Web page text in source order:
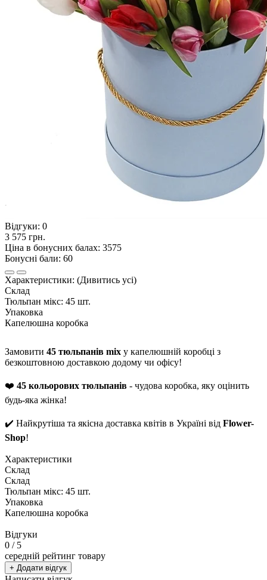
Відгуки: 0
3 575 грн.
Ціна в бонусних балах: 3575
Бонусні бали: 60
Характеристики: (Дивитись усі)
Склад
Тюльпан мікс: 45 шт.
Упаковка
Капелюшна коробка
Замовити 45 тюльпанів mix у капелюшній коробці з
безкоштовною доставкою додому чи офісу!
❤️ 45 кольорових тюльпанів - чудова коробка, яку оцінить
будь-яка жінка!
✔️ Найкрутіша та якісна доставка квітів в Україні від Flower-
Shop!
Характеристики
Склад
Склад
Тюльпан мікс: 45 шт.
Упаковка
Капелюшна коробка
Відгуки
0 / 5
середній рейтинг товару
+ Додати відгук